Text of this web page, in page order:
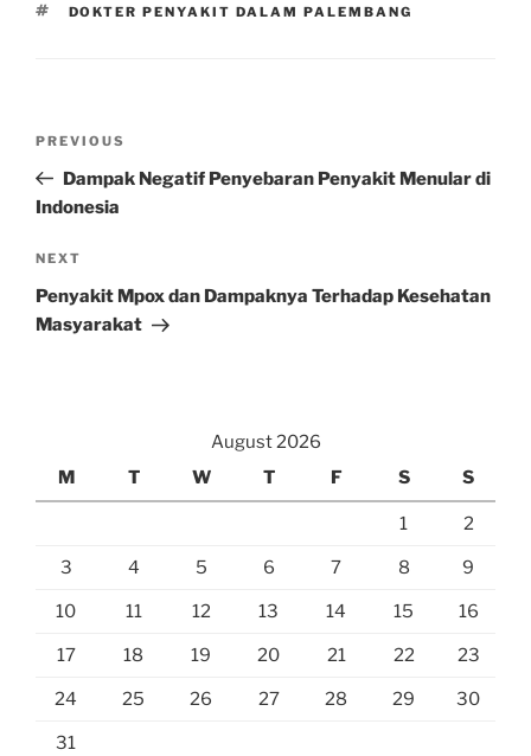
TAGS
DOKTER PENYAKIT DALAM PALEMBANG
Previous
Post
PREVIOUS
Dampak Negatif Penyebaran Penyakit Menular di
Indonesia
Next
Post
NEXT
Penyakit Mpox dan Dampaknya Terhadap Kesehatan
Masyarakat
August 2026
M
T W T F S S
1 2
3 4 5 6 7 8 9
10 11 12 13 14 15 16
17 18 19 20 21 22 23
24 25 26 27 28 29 30
31